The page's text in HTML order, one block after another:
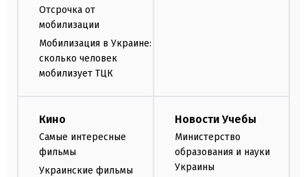
Отсрочка от
мобилизации
Мобилизация в Украине:
сколько человек
мобилизует ТЦК
Кино
Самые интересные
фильмы
Украинские фильмы
Новости Учебы
Министерство
образования и науки
Украины